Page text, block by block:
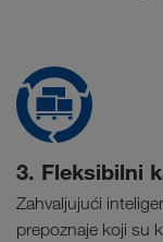
3. Fleksibilni
Zahvaljujući
prepoznaje koji su